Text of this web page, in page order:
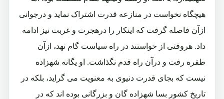
هیچگاه نخواست در منازعه قدرت اشتراک نماید و درجوانی
ازآن فاصله گرفت که اینکار را درهجرت و غربت نیز ادامه
داد. هروقتی از خواستند در راه سیاست گام نهد، ازآن
طفره رفت و درآن راه قدم نگذاشت. او یگانه شهزاده
نیست که بجای قدرت دنیوی به معنویت می گراید، بلکه در
تاریخ کشور بسا شهزاده گان و بزرگانی بوده اند که در